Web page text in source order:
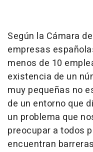
Según la Cámara
empresas
menos de 10
existencia de un
muy pequeñas no
de un entorno que
un problema que
preocupar a todos
encuentran